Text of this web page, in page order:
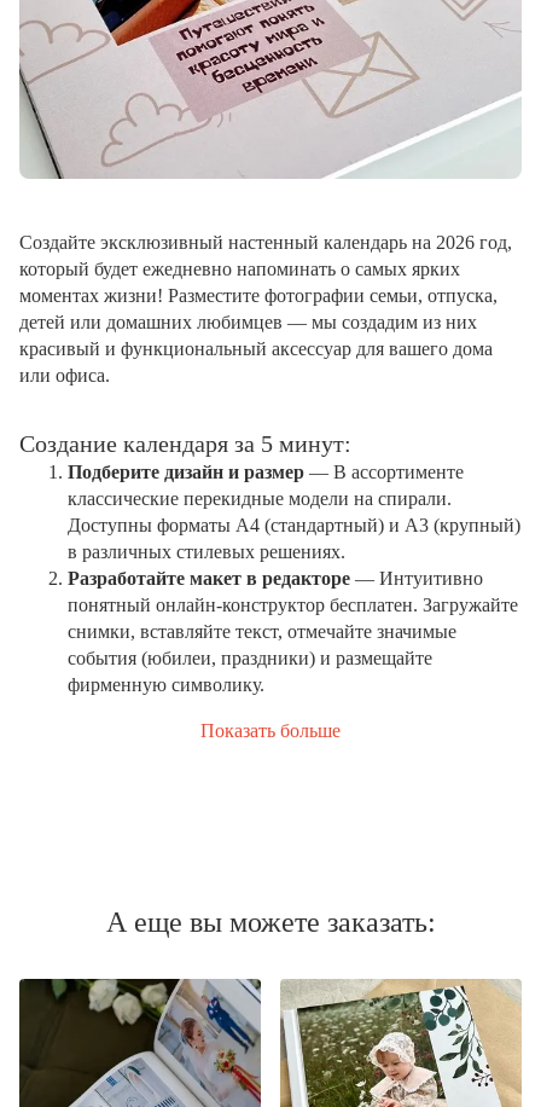
Создайте эксклюзивный настенный календарь на 2026 год,
который будет ежедневно напоминать о самых ярких
моментах жизни! Разместите фотографии семьи, отпуска,
детей или домашних любимцев — мы создадим из них
красивый и функциональный аксессуар для вашего дома
или офиса.
Создание календаря за 5 минут:
Подберите дизайн и размер — В ассортименте
классические перекидные модели на спирали.
Доступны форматы А4 (стандартный) и А3 (крупный)
в различных стилевых решениях.
Разработайте макет в редакторе — Интуитивно
понятный онлайн-конструктор бесплатен. Загружайте
снимки, вставляйте текст, отмечайте значимые
события (юбилеи, праздники) и размещайте
фирменную символику.
Показать больше
А еще вы можете заказать: